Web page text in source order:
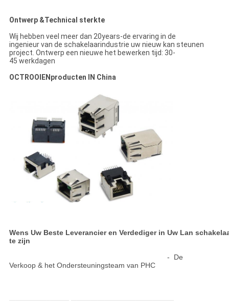
Ontwerp &Technical sterkte
Wij hebben veel meer dan 20years-de ervaring in de
ingenieur van de schakelaarindustrie uw nieuw kan steunen
project. Ontwerp een nieuwe het bewerken tijd: 30-
45 werkdagen
OCTROOIENproducten IN China
Wens Uw Beste Leverancier en Verdediger in Uw Lan
te zijn
- De
Verkoop & het Ondersteuningsteam van PHC